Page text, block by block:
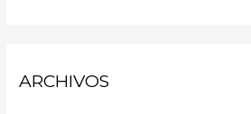
ARCHIVOS